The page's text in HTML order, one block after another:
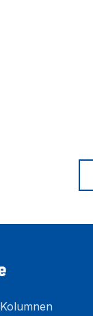
Kolumnen